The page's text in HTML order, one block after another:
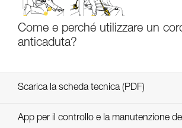
Come e perché utilizzare un
anticaduta?
Scarica la scheda tecnica (PDF)
Technical Notice
App per il controllo e la manutenzione